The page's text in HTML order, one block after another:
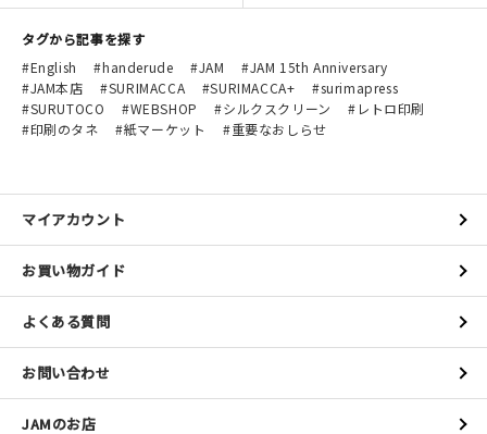
タグから記事を探す
English
handerude JAM
JAM 15th Anniversary
JAM本店
SURIMACCA SURIMACCA+
surimapress
SURUTOCO
WEBSHOP シルクスクリーン
レトロ印刷
印刷のタネ
紙マーケット 重要なおしらせ
マイアカウント
お買い物ガイド
よくある質問
お問い合わせ
JAMのお店